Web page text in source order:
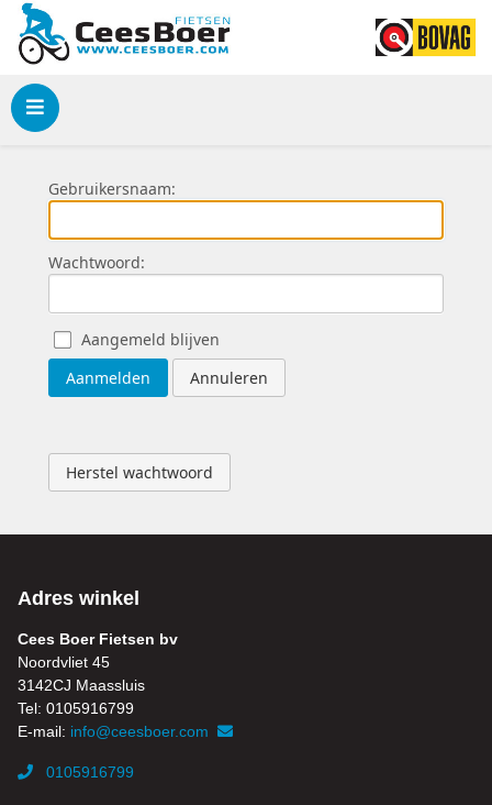
Menu
Gebruikersnaam:
Wachtwoord:
Aangemeld blijven
Aanmelden
Annuleren
Herstel wachtwoord
Adres winkel
Cees Boer Fietsen bv
Noordvliet 45
3142CJ Maassluis
Tel: 0105916799
E-mail: info@ceesboer.com
0105916799